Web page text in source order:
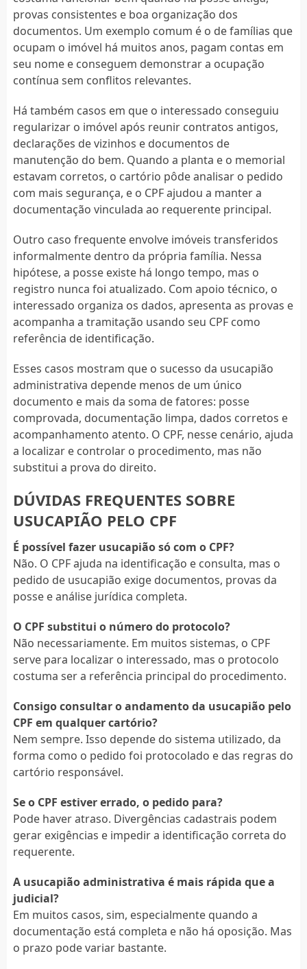
provas consistentes e boa organização dos
documentos. Um exemplo comum é o de famílias que
ocupam o imóvel há muitos anos, pagam contas em
seu nome e conseguem demonstrar a ocupação
contínua sem conflitos relevantes.
Há também casos em que o interessado conseguiu
regularizar o imóvel após reunir contratos antigos,
declarações de vizinhos e documentos de
manutenção do bem. Quando a planta e o memorial
estavam corretos, o cartório pôde analisar o pedido
com mais segurança, e o CPF ajudou a manter a
documentação vinculada ao requerente principal.
Outro caso frequente envolve imóveis transferidos
informalmente dentro da própria família. Nessa
hipótese, a posse existe há longo tempo, mas o
registro nunca foi atualizado. Com apoio técnico, o
interessado organiza os dados, apresenta as provas e
acompanha a tramitação usando seu CPF como
referência de identificação.
Esses casos mostram que o sucesso da usucapião
administrativa depende menos de um único
documento e mais da soma de fatores: posse
comprovada, documentação limpa, dados corretos e
acompanhamento atento. O CPF, nesse cenário, ajuda
a localizar e controlar o procedimento, mas não
substitui a prova do direito.
DÚVIDAS FREQUENTES SOBRE
USUCAPIÃO PELO CPF
É possível fazer usucapião só com o CPF?
Não. O CPF ajuda na identificação e consulta, mas o
pedido de usucapião exige documentos, provas da
posse e análise jurídica completa.
O CPF substitui o número do protocolo?
Não necessariamente. Em muitos sistemas, o CPF
serve para localizar o interessado, mas o protocolo
costuma ser a referência principal do procedimento.
Consigo consultar o andamento da usucapião pelo
CPF em qualquer cartório?
Nem sempre. Isso depende do sistema utilizado, da
forma como o pedido foi protocolado e das regras do
cartório responsável.
Se o CPF estiver errado, o pedido para?
Pode haver atraso. Divergências cadastrais podem
gerar exigências e impedir a identificação correta do
requerente.
A usucapião administrativa é mais rápida que a
judicial?
Em muitos casos, sim, especialmente quando a
documentação está completa e não há oposição. Mas
o prazo pode variar bastante.